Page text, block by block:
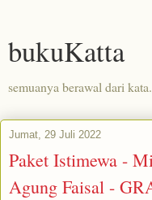
bukuKatta
semuanya berawal dari
Jumat, 29 Juli 2022
Paket Istimewa -
Agung Faisal -